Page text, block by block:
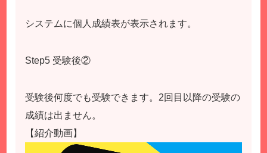
システムに個人成績表が表示されます。
Step5 受験後②
受験後何度でも受験できます。2回目以降の受験の
成績は出ません。
【紹介動画】